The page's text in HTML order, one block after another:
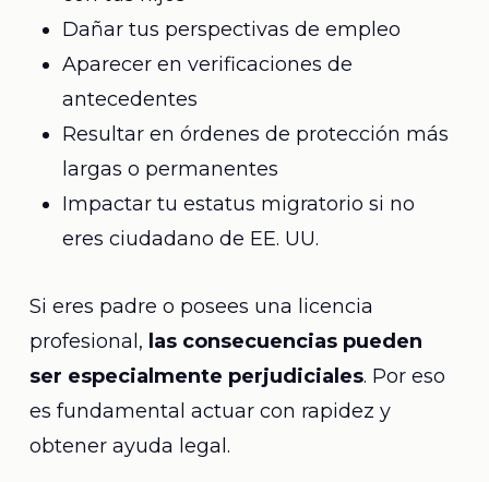
Dañar tus perspectivas de empleo
Aparecer en verificaciones de
antecedentes
Resultar en órdenes de protección más
largas o permanentes
Impactar tu estatus migratorio si no
eres ciudadano de EE. UU.
Si eres padre o posees una licencia
profesional, las consecuencias pueden
ser especialmente perjudiciales. Por eso
es fundamental actuar con rapidez y
obtener ayuda legal.